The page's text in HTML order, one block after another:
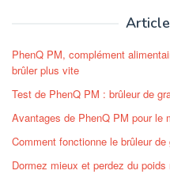
PhenQ PM, complément
brûler plus vite
Test de PhenQ PM : brûleur de
Avantages de PhenQ PM pour le
Comment fonctionne le brûleur
Dormez mieux et perdez du